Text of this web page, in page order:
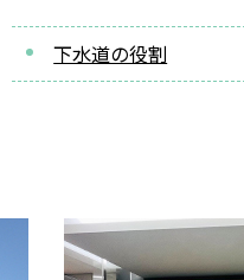
下水道の役割